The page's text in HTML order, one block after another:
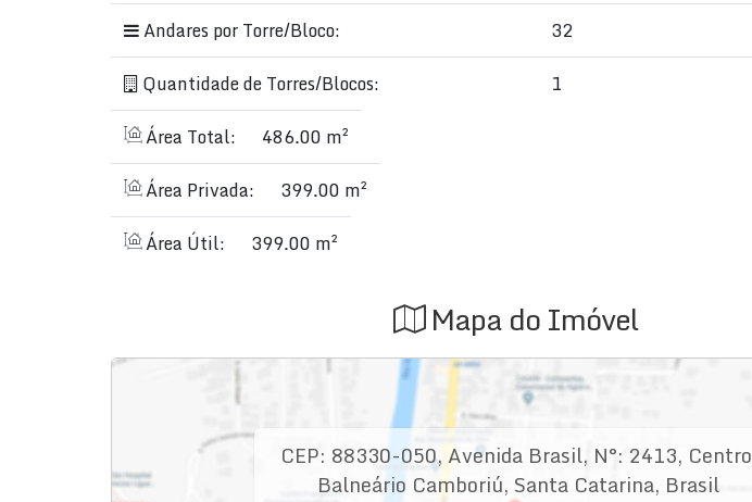
Andares por Torre/Bloco:
32
Quantidade de Torres/Blocos:
1
Área Total:
486.00 m²
Área Privada:
399.00 m²
Área Útil:
399.00 m²
Mapa do Imóvel
CEP: 88330-050, Avenida Brasil, N°: 2413, Centro
Balneário Camboriú, Santa Catarina, Brasil